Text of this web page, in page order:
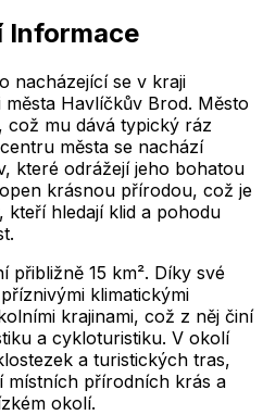
Informace
nacházející se v kraji
Havlíčkův Brod. Město
což mu dává typický ráz
města se nachází
které odrážejí jeho bohatou
krásnou přírodou, což je
hledají klid a pohodu
přibližně 15 km². Díky své
klimatickými
krajinami, což z něj činí
a cykloturistiku. V okolí
a turistických tras,
místních přírodních krás a
okolí.